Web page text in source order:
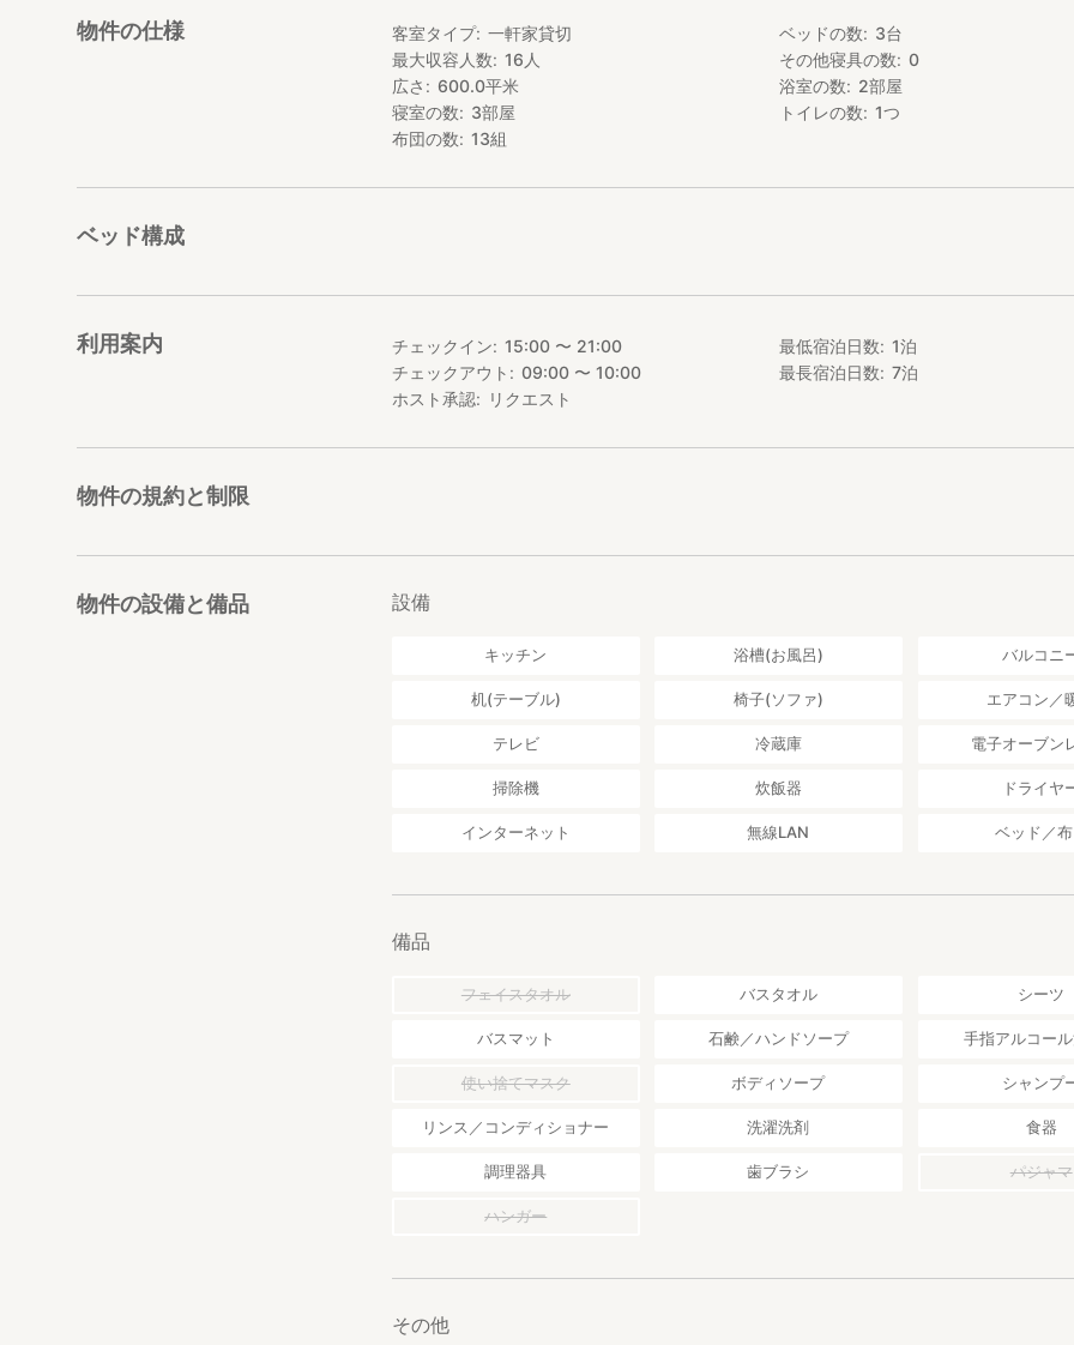
チェックイン15:00～21:00
チェックアウト9:00～10:00
アーリーチェックイン・レイトチェックアウトはご相談ください
チェックインはMARINE-Qの店舗で行います!!!
大人数向け
※炭には限りがあります
ペットOK
ペットの同伴宿泊は可能です。(別途料金 1匹1,100円）
※お部屋や備品の破損や汚損させた場合は、別途料金をいただきます
バーベキュー
お部屋に屋根付ウッドデッキがつながっております。
ご自由にお使いいただけます。
有線LAN(ケーブルはご持参ください)
無線LAN(WiFiはパスワード無しでご利用いただけます)
貸別荘から3つのゴルフ場が近いです。
ラ・グレースゴルフ倶楽部まで車で20分
花火OK
目の前の海岸で可能です。
当別荘は素泊まりとなっておりますので、飲食物は、ご持参をお願い致します。
送迎あり
送迎をご希望の方は、お問い合わせください。
＋清掃料1人 2,000円(税込2,200円)
5月～9月
物件の仕様 客室タイプ 一軒家貸切
最大収容人数
16 人
広さ
600.0平米
寝室の数
3部屋
布団の数
13組
ベッドの数 3台
その他寝具の数
0
浴室の数
2部屋
トイレの数
1つ
ベッド構成
利用案内 チェックイン
15:00 〜 21:00
チェックアウト
09:00 〜 10:00
ホスト承認
リクエスト
最低宿泊日数 1泊
最長宿泊日数
7泊
物件の規約と制限
物件の設備と備品 設備
キッチン 浴槽(お風呂) バルコニ
机(テーブル) 椅子(ソファ) エアコン／
テレビ 冷蔵庫 電子オーブン
掃除機 炊飯器 ドライヤ
インターネット 無線LAN ベッド／
備品
フェイスタオル バスタオル シーツ
バスマット 石鹸／ハンドソープ 手指アルコー
使い捨てマスク ボディソープ シャンプ
リンス／コンディショナー 洗濯洗剤 食器
調理器具 歯ブラシ パジャマ
ハンガー
その他